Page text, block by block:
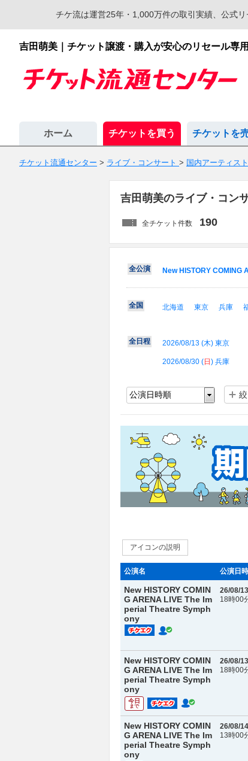
チケ流は運営25年・1,000万件の取引実績、公式
吉田萌美｜チケット譲渡・購入が安心のリセール専
ホーム チケットを買う チケットを
チケット流通センター > ライブ・コンサート > 国内アーティスト
吉田萌美のライブ・コン
全チケット件数 190
全公演 New HISTORY
全国 北海道 東京 兵庫
全日程 2026/08/13 (木) 東京
2026/08/30 (日 ) 兵庫
アイコンの説明
公演名 公演日時
New HISTORY COMIN
G ARENA LIVE The Im
perial Theatre Symph
ony
26/08/
18時00
New HISTORY COMIN
G ARENA LIVE The Im
perial Theatre Symph
ony
今日
まで
26/08/
18時00
New HISTORY COMIN
G ARENA LIVE The Im
perial Theatre Symph
ony
26/08/
13時00